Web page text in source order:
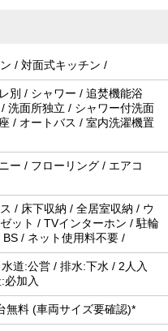
/ 対面式キッチン /
別 / シャワー / 追焚機能浴
洗面所独立 / シャワー付洗面
/ オートバス / 室内洗濯機置
ー / フローリング / エアコ
/ 床下収納 / 全居室収納 / ウ
ット / TVインターホン / 駐輪
/ ネット使用料不要 /
道:公営 / 排水:下水 / 2人入
必加入
無料 (車両サイズ要確認)*